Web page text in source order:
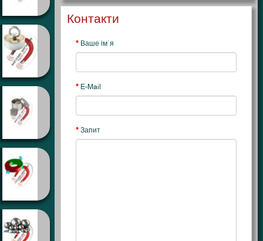
Контакти
Ваше ім`я
E-Mail
Запит